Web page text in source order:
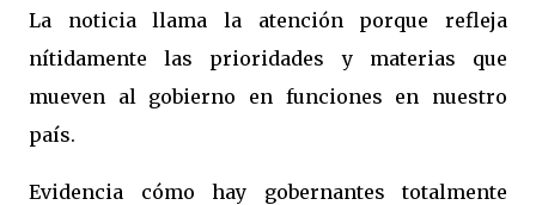
La noticia llama la atención porque refleja
nítidamente las prioridades y materias que
mueven al gobierno en funciones en nuestro
país.
Evidencia cómo hay gobernantes totalmente